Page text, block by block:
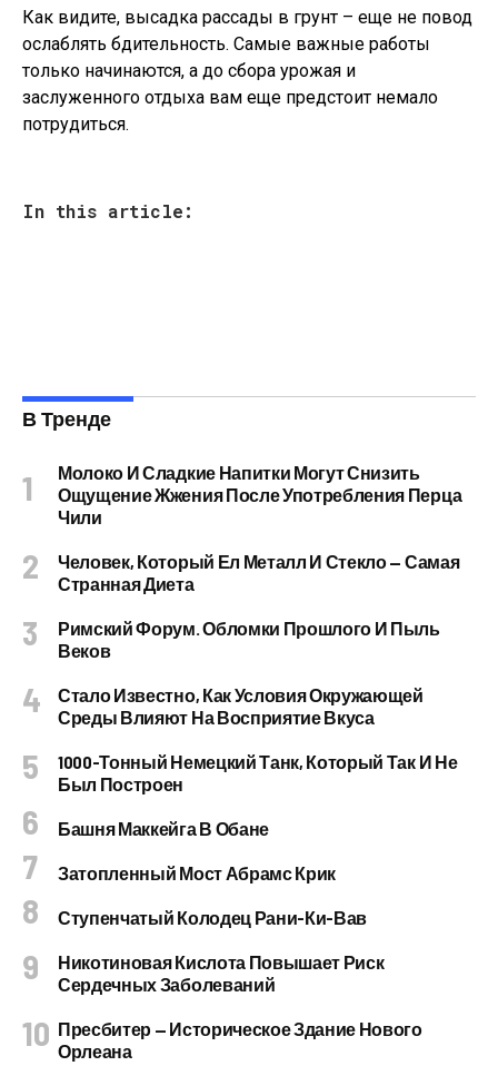
Как видите, высадка рассады в грунт – еще не повод
ослаблять бдительность. Самые важные работы
только начинаются, а до сбора урожая и
заслуженного отдыха вам еще предстоит немало
потрудиться.
In this article:
В Тренде
Молоко И Сладкие Напитки Могут Снизить
Ощущение Жжения После Употребления Перца
Чили
Человек, Который Ел Металл И Стекло — Самая
Странная Диета
Римский Форум. Обломки Прошлого И Пыль
Веков
Стало Известно, Как Условия Окружающей
Среды Влияют На Восприятие Вкуса
1000-Тонный Немецкий Танк, Который Так И Не
Был Построен
Башня Маккейга В Обане
Затопленный Мост Абрамс Крик
Ступенчатый Колодец Рани-Ки-Вав
Никотиновая Кислота Повышает Риск
Сердечных Заболеваний
Пресбитер — Историческое Здание Нового
Орлеана